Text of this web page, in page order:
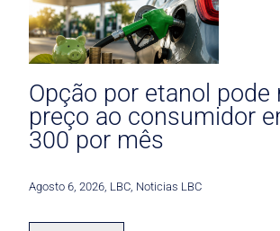
Opção por etanol pode
preço ao consumidor
300 por mês
Agosto 6, 2026 LBC Noticias LBC